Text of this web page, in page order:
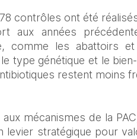
contrôles ont été
aux années
comme les abattoirs
type génétique et le
restent moins
mécanismes de la
stratégique pour